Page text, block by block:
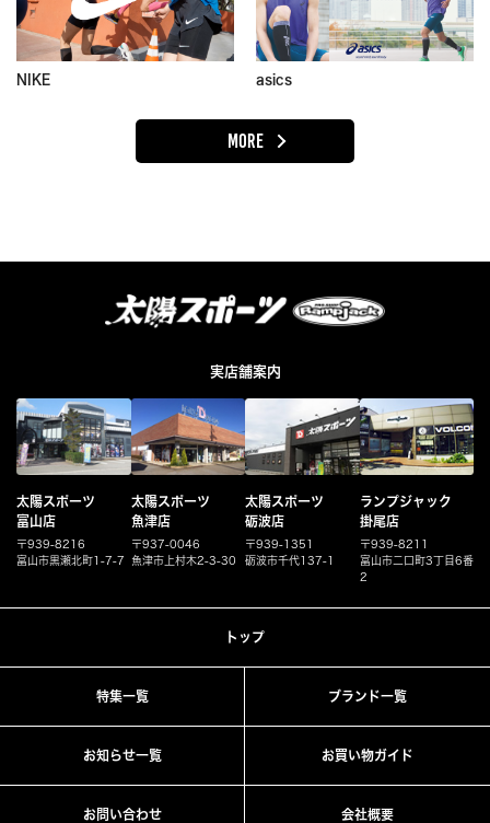
NIKE asics
MORE
実店舗案内
太陽スポーツ
富山店
〒939-8216
富山市黒瀬北町1-7-7
太陽スポーツ
魚津店
〒937-0046
魚津市上村木2-3-30
太陽スポーツ
砺波店
〒939-1351
砺波市千代137-1
ランプジャック
掛尾店
〒939-8211
富山市二口町3丁目6番
2
トップ
特集一覧 ブランド一覧
お知らせ一覧 お買い物ガイド
お問い合わせ 会社概要